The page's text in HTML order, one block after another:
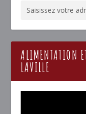
ALIMENTATION
LAVILLE